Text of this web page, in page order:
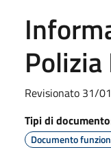
Polizia
Revisionato 31/
Tipi di documento
Documento